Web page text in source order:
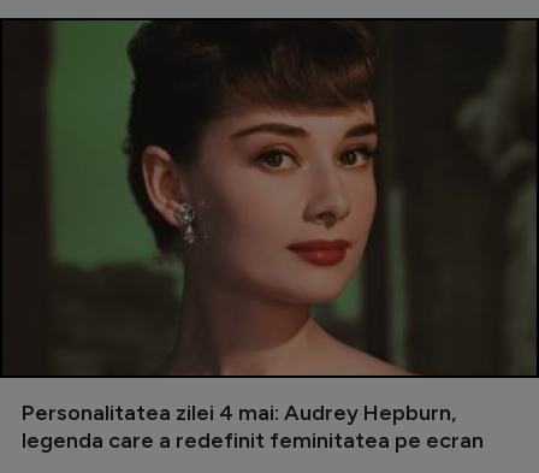
Personalitatea zilei 4 mai: Audrey Hepburn,
legenda care a redefinit feminitatea pe ecran